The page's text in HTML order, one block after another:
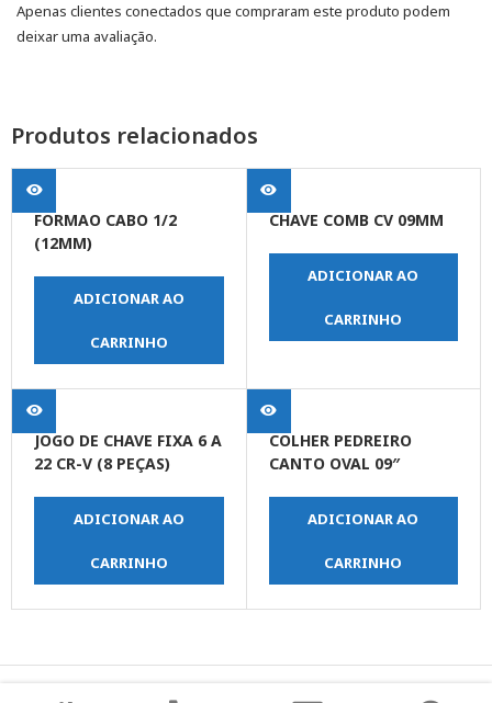
Apenas clientes conectados que compraram este produto podem
deixar uma avaliação.
Produtos relacionados
FORMAO CABO 1/2
(12MM)
ADICIONAR AO
CARRINHO
CHAVE COMB CV 09MM
ADICIONAR AO
CARRINHO
JOGO DE CHAVE FIXA 6 A
22 CR-V (8 PEÇAS)
ADICIONAR AO
CARRINHO
COLHER PEDREIRO
CANTO OVAL 09″
ADICIONAR AO
CARRINHO
© Copyright JPrime Ferramentas - Todos os Direitos